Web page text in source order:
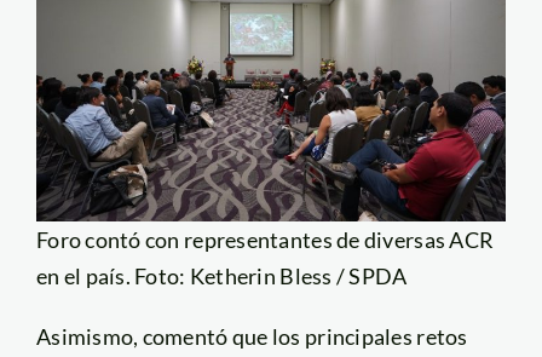
Foro contó con representantes de diversas ACR
en el país. Foto: Ketherin Bless / SPDA
Asimismo, comentó que los principales retos